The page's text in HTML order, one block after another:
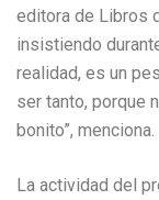
editora de Libros
insistiendo
realidad, es un
ser tanto, porque
bonito”, menciona.
La actividad del